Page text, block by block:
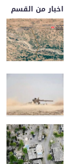
اخبار من القسم